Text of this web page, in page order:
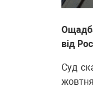
від
Суд